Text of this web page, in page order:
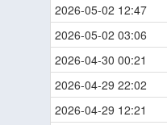
2026-05-02 12:47
2026-05-02 03:06
2026-04-30 00:21
2026-04-29 22:02
2026-04-29 12:21